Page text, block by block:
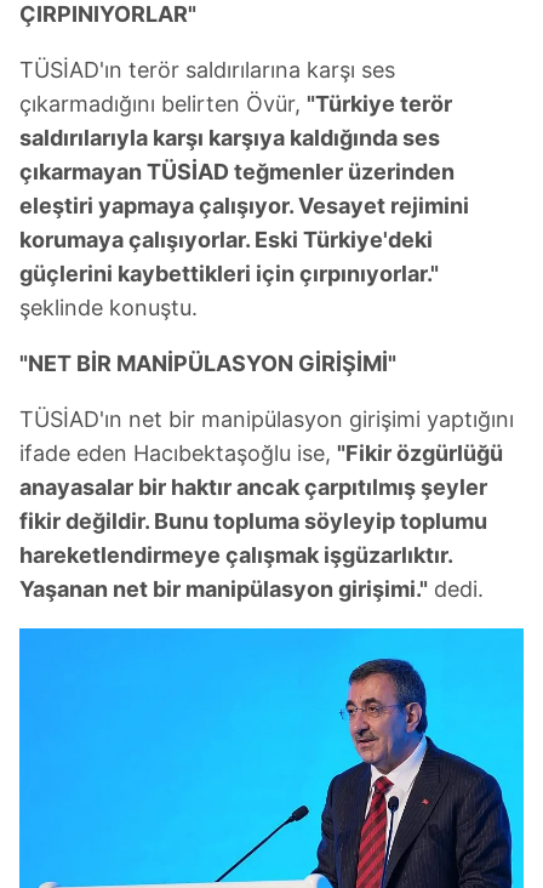
ÇIRPINIYORLAR"
TÜSİAD'ın terör saldırılarına karşı ses
çıkarmadığını belirten Övür, "Türkiye terör
saldırılarıyla karşı karşıya kaldığında ses
çıkarmayan TÜSİAD teğmenler üzerinden
eleştiri yapmaya çalışıyor. Vesayet rejimini
korumaya çalışıyorlar. Eski Türkiye'deki
güçlerini kaybettikleri için çırpınıyorlar."
şeklinde konuştu.
"NET BİR MANİPÜLASYON GİRİŞİMİ"
TÜSİAD'ın net bir manipülasyon girişimi yaptığını
ifade eden Hacıbektaşoğlu ise, "Fikir özgürlüğü
anayasalar bir haktır ancak çarpıtılmış şeyler
fikir değildir. Bunu topluma söyleyip toplumu
hareketlendirmeye çalışmak işgüzarlıktır.
Yaşanan net bir manipülasyon girişimi." dedi.